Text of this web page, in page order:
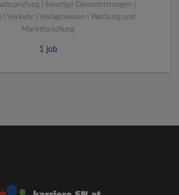
| Sonstige Dienstleistungen |
| Verkehr | Verlagswesen | Werbung und
Marktforschung
1 job